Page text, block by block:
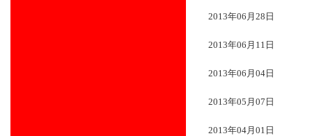
2013年06月28日
2013年06月11日
2013年06月04日
2013年05月07日
2013年04月01日